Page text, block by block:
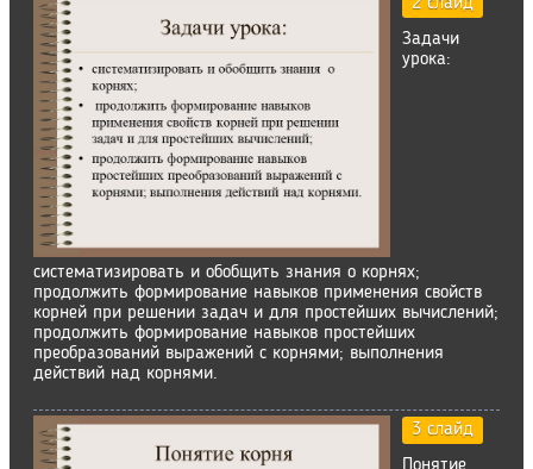
Задачи
урока:
систематизировать и обобщить знания о корнях;
продолжить формирование навыков применения свойств
корней при решении задач и для простейших вычислений;
продолжить формирование навыков простейших
преобразований выражений с корнями; выполнения
действий над корнями.
3 слайд